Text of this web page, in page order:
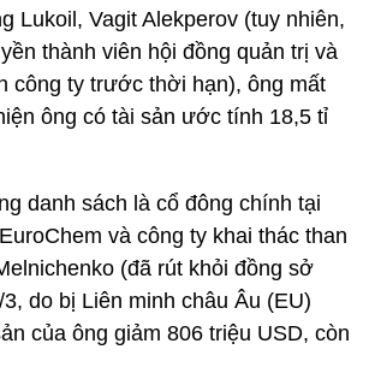
Lukoil, Vagit Alekperov (tuy nhiên,
thành viên hội đồng quản trị và
công ty trước thời hạn), ông mất
ông có tài sản ước tính 18,5 tỉ
danh sách là cổ đông chính tại
và công ty khai thác than
(đã rút khỏi đồng sở
do bị Liên minh châu Âu (EU)
của ông giảm 806 triệu USD, còn